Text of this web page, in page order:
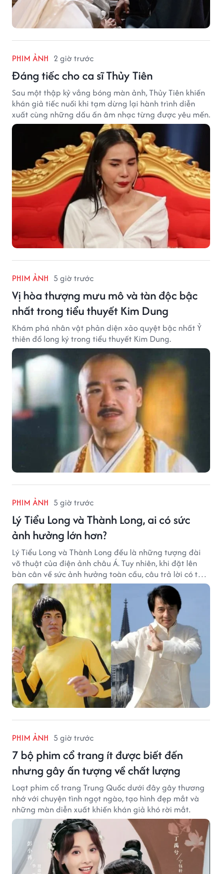
PHIM ẢNH 2 giờ trước
Đáng tiếc cho ca sĩ Thủy Tiên
Sau một thập kỷ vắng bóng màn ảnh, Thủy Tiên khiến
khán giả tiếc nuối khi tạm dừng lại hành trình diễn
xuất cùng những dấu ấn âm nhạc từng được yêu mến.
PHIM ẢNH 5 giờ trước
Vị hòa thượng mưu mô và tàn độc bậc
nhất trong tiểu thuyết Kim Dung
Khám phá nhân vật phản diện xảo quyệt bậc nhất Ỷ
thiên đồ long ký trong tiểu thuyết Kim Dung.
PHIM ẢNH 5 giờ trước
Lý Tiểu Long và Thành Long, ai có sức
ảnh hưởng lớn hơn?
Lý Tiểu Long và Thành Long đều là những tượng đài
võ thuật của điện ảnh châu Á. Tuy nhiên, khi đặt lên
bàn cân về sức ảnh hưởng toàn cầu, câu trả lời có thể
khiến nhiều khán giả bất ngờ.
PHIM ẢNH 5 giờ trước
7 bộ phim cổ trang ít được biết đến
nhưng gây ấn tượng về chất lượng
Loạt phim cổ trang Trung Quốc dưới đây gây thương
nhớ với chuyện tình ngọt ngào, tạo hình đẹp mắt và
những màn diễn xuất khiến khán giả khó rời mắt.